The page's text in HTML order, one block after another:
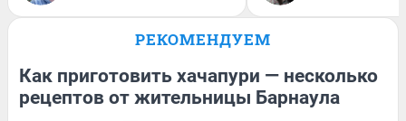
РЕКОМЕНДУЕМ
Как приготовить хачапури — несколько
рецептов от жительницы Барнаула